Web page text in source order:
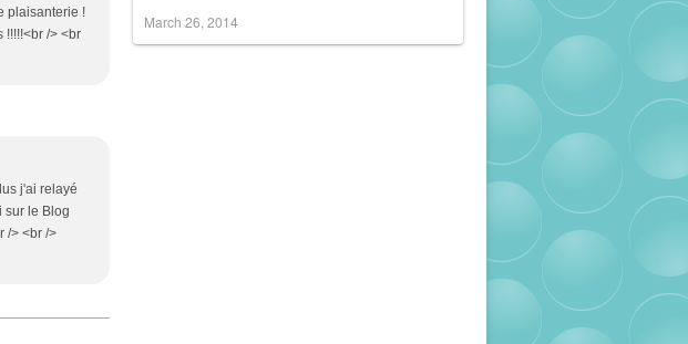
plaisanterie !
/> <br
j'ai relayé
sur le Blog
/> <br />
March 26, 2014